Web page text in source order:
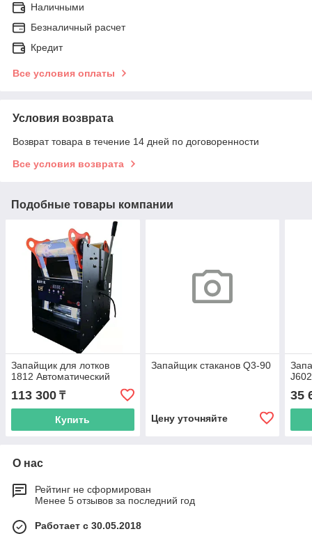
Наличными
Безналичный расчет
Кредит
Все условия оплаты
Условия возврата
Возврат товара в течение 14 дней по договоренности
Все условия возврата
Подобные товары компании
Запайщик для лотков
1812 Автоматический
113 300 ₸
Купить
Запайщик стаканов Q3-90
Цену уточняйте
35
О нас
Рейтинг не сформирован
Менее 5 отзывов за последний год
Работает с 30.05.2018